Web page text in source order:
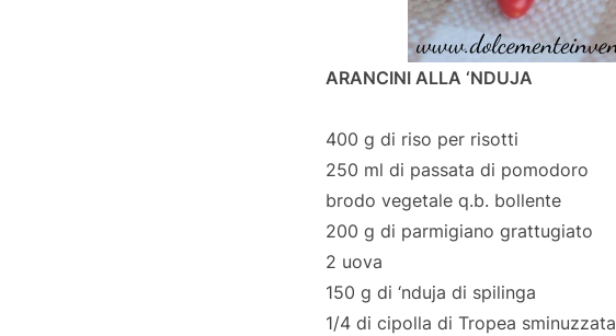
ARANCINI ALLA ‘NDUJA
400 g di riso per risotti
250 ml di passata di pomodoro
brodo vegetale q.b. bollente
200 g di parmigiano grattugiato
2 uova
150 g di ‘nduja di spilinga
1/4 di cipolla di Tropea sminuzzata